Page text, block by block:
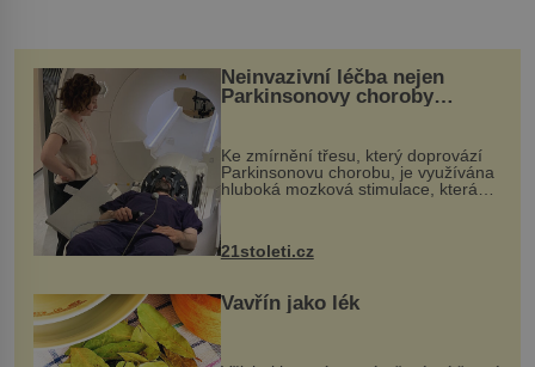
Neinvazivní léčba nejen
Parkinsonovy choroby
Ke zmírnění třesu, který doprovází
Parkinsonovu chorobu, je využívána
hluboká mozková stimulace, která
však vyžaduje vysoce invazivní
k dostatečně přesnému zacílení ...
21stoleti.cz
Vavřín jako lék